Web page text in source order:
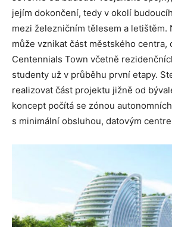
jejím dokončení, tedy v okolí
mezi železničním tělesem a letištěm.
může vznikat část městského centra,
Centennials Town včetně
studenty už v průběhu první etapy.
realizovat část projektu jižně od
koncept počítá se zónou autonomních
s minimální obsluhou, datovým